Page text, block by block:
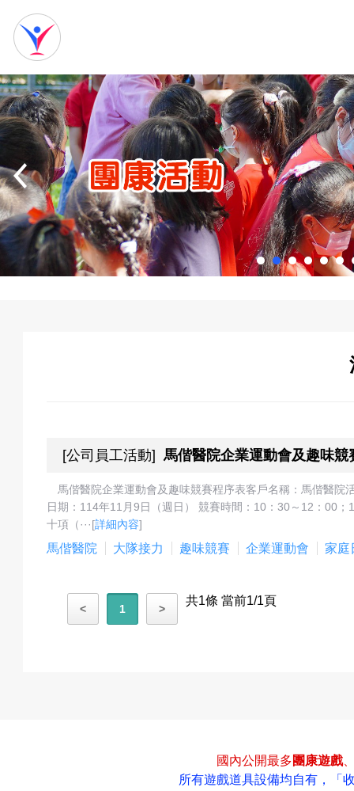
網
站
首
我
[公司員工活動] 馬偕醫院企業運動會及趣味競
馬偕醫院企業運動會及趣味競賽程序表客戶名稱：馬偕醫
日期：114年11月9日（週日） 競賽時間：10：30～12：00
十項（···[詳細內容]
馬偕醫院 大隊接力 趣味競賽 企業運動會 家庭
< 1 >
共1條 當前1/1頁
國內公開最多團康遊戲
所有遊戲道具設備均自有，
「